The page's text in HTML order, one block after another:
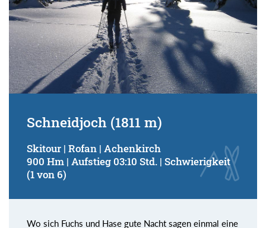
Schneidjoch (1811 m)
Skitour | Rofan | Achenkirch
900 Hm | Aufstieg 03:10 Std. | Schwierigkeit
(1 von 6)
Wo sich Fuchs und Hase gute Nacht sagen einmal eine